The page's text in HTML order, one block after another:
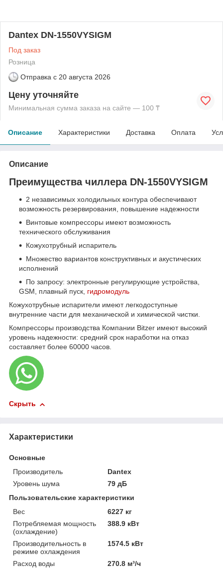
Dantex DN-1550VYSIGM
Под заказ
Розница
Отправка с 20 августа 2026
Цену уточняйте
Минимальная сумма заказа на сайте — 100 ₸
Описание Характеристики Доставка Оплата
Описание
Преимущества чиллера DN-1550VYSIGM
2 независимых холодильных контура обеспечивают
возможность резервирования, повышение надежности
Винтовые компрессоры имеют возможность
технического обслуживания
Кожухотрубный испаритель
Множество вариантов конструктивных и акустических
исполнений
По запросу: электронные регулирующие устройства,
GSM, плавный пуск, гидромодуль
Кожухотрубные испарители имеют легкодоступные
внутренние части для механической и химической чистки.
Компрессоры производства Компании Bitzer имеют высокий
уровень надежности: средний срок наработки на отказ
составляет более 60000 часов.
Скрыть
Характеристики
Основные
Производитель
Dantex
Уровень шума
79 дБ
Пользовательские характеристики
Вес
6227 кг
Потребляемая мощность
(охлаждение)
388.9 кВт
Производительность в
режиме охлаждения
1574.5 кВт
Расход воды 270.8 м³/ч